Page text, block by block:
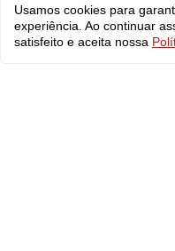
Usamos cookies para
experiência. Ao continuar
satisfeito e aceita nossa